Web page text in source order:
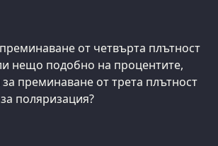
от четвърта плътност
нещо подобно на процентите,
за преминаване от трета плътност
поляризация?